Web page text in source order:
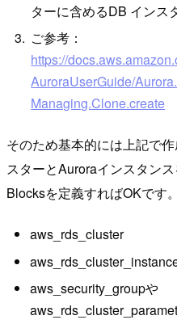
ターに含めるDB インス
ご参考：
https://
AuroraUserGuide/
Managing.Clone.create
そのため基本的には上記で
スターとAuroraインスタン
Blocksを定義すればOKです
aws_rds_cluster
aws_security_groupや